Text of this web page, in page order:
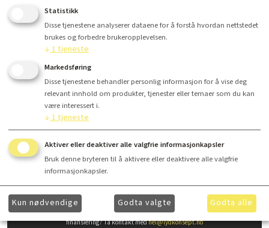
Kjøp
Ønsker du å få ytterligere informasjon om våre produkter og mer informasjon om gunstig
finansiering? Ta kontakt medhei@lydkonsept.no
Statistikk
Disse tjenestene analyserer dataene for å forstå hvordan nettstedet
brukes og forbedre brukeropplevelsen.
↓ 1 tjeneste
Markedsføring
Disse tjenestene behandler personlig informasjon for å vise deg
relevant innhold om produkter, tjenester eller temaer som du kan
være interessert i.
↓ 1 tjeneste
Aktiver eller deaktiver alle valgfrie informasjonkapsler
Bruk denne bryteren til å aktivere eller deaktivere alle valgfrie
informasjonkapsler.
Kun nødvendige Godta valgte Godta alle